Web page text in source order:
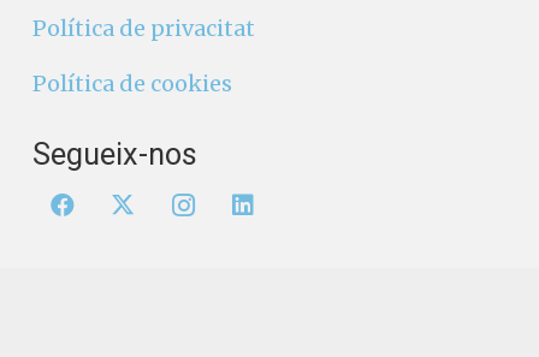
Política de privacitat
Política de cookies
Segueix-nos